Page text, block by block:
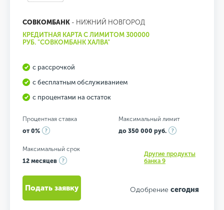
СОВКОМБАНК - НИЖНИЙ НОВГОРОД
КРЕДИТНАЯ КАРТА С ЛИМИТОМ 300000
РУБ. "СОВКОМБАНК ХАЛВА"
с рассрочкой
с бесплатным обслуживанием
с процентами на остаток
Процентная ставка
от 0%
Максимальный лимит
до 350 000 руб.
Максимальный срок
12 месяцев
Другие продукты
банка 9
Одобрение сегодня
Подать заявку